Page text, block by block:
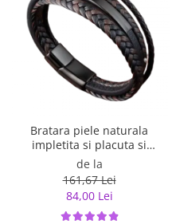
Bratara piele naturala
impletita si placuta si
inchizatoare din inox
de la
161,67 Lei
84,00 Lei